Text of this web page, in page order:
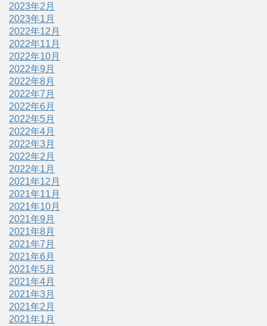
2023年2月
2023年1月
2022年12月
2022年11月
2022年10月
2022年9月
2022年8月
2022年7月
2022年6月
2022年5月
2022年4月
2022年3月
2022年2月
2022年1月
2021年12月
2021年11月
2021年10月
2021年9月
2021年8月
2021年7月
2021年6月
2021年5月
2021年4月
2021年3月
2021年2月
2021年1月